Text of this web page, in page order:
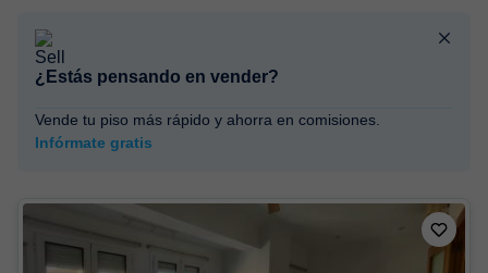
¿Estás pensando en vender?
Vende tu piso más rápido y ahorra en comisiones.
Infórmate gratis